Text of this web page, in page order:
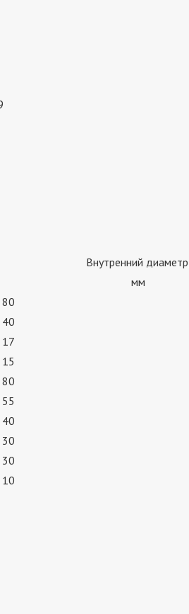
Внутренний
мм
80
40
17
15
80
55
40
30
30
10